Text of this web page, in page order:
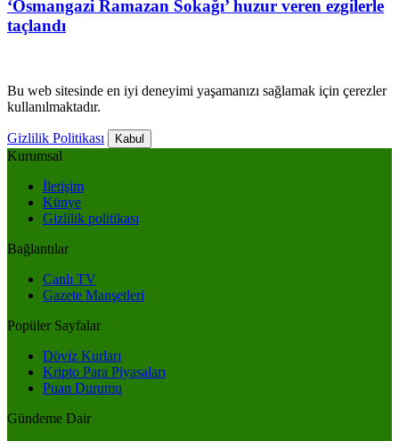
‘Osmangazi Ramazan Sokağı’ huzur veren ezgilerle
taçlandı
Bu web sitesinde en iyi deneyimi yaşamanızı sağlamak için çerezler
kullanılmaktadır.
Gizlilik Politikası Kabul
Kurumsal
İletişim
Künye
Gizlilik politikası
Bağlantılar
Canlı TV
Gazete Manşetleri
Popüler Sayfalar
Döviz Kurları
Kripto Para Piyasaları
Puan Durumu
Gündeme Dair